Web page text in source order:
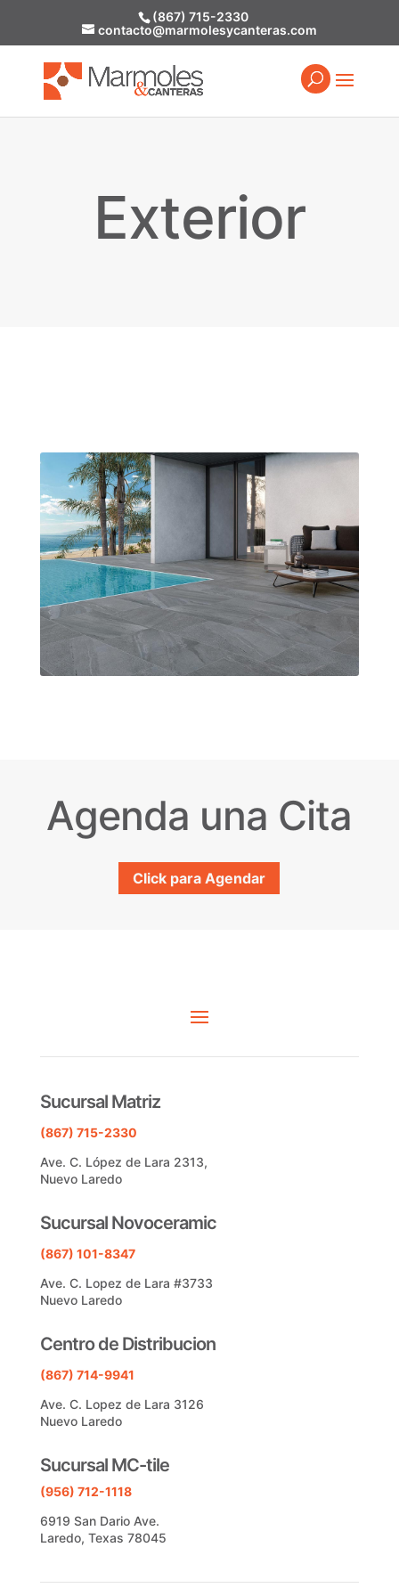
(867) 715-2330
contacto@marmolesycanteras.com
Exterior
Agenda una Cita
Click para Agendar
Sucursal Matriz
(867) 715-2330
Ave. C. López de Lara 2313,
Nuevo Laredo
Sucursal Novoceramic
(867) 101-8347
Ave. C. Lopez de Lara #3733
Nuevo Laredo
Centro de Distribucion
(867) 714-9941
Ave. C. Lopez de Lara 3126
Nuevo Laredo
Sucursal MC-tile
(956) 712-1118
6919 San Dario Ave.
Laredo, Texas 78045